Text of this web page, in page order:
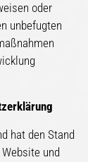
oder
unbefugten
hat den Stand
und